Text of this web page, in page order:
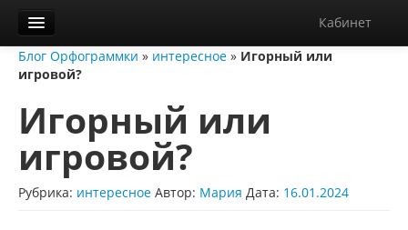
Кабинет
Орфограммка
Блог
О нас
Контакты
Блог Орфограммки » интересное » Игорный или
игровой?
Игорный или
игровой?
Рубрика: интересное Автор: Мария Дата: 16.01.2024